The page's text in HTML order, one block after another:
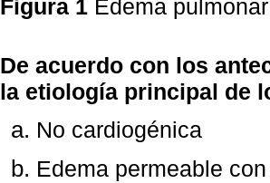
Figura 1 Edema
De acuerdo con los
la etiología principal de
No cardiogénica
Edema permeable